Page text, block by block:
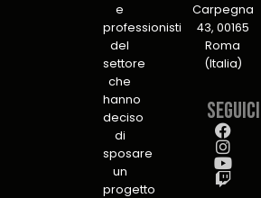
e
professionisti
del
settore
che
hanno
deciso
di
sposare
un
progetto
Carpegna
43, 00165
Roma
(Italia)
Seguici